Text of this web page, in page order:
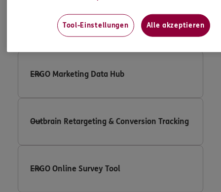
Google Remarketing
ERGO Marketing Data Hub
Outbrain Retargeting & Conversion Tracking
ERGO Online Survey Tool
Tool-Einstellungen Alle akzeptieren